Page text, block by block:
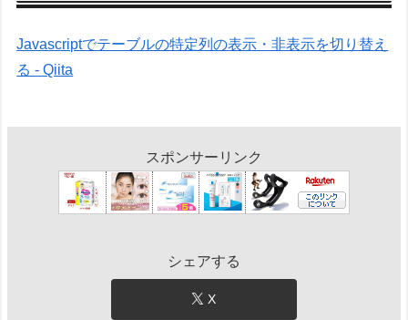
Javascriptでテーブルの特定列の表示・非表示を切り替え
る - Qiita
スポンサーリンク
シェアする
X